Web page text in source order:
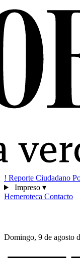
! Reporte Ciudadano
Impreso ▾
Hemeroteca Contacto
Domingo, 9 de agosto